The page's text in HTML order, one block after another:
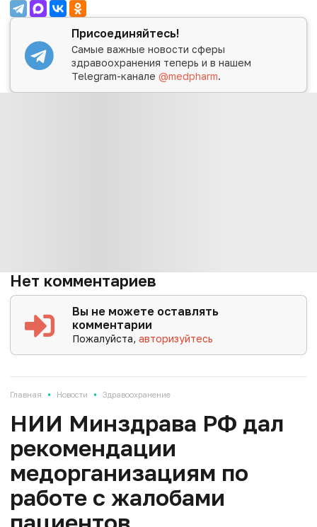
Присоединяйтесь!
Самые важные новости сферы
здравоохранения теперь и в нашем
Telegram-канале@medpharm.
Нет комментариев
Вы не можете оставлять
комментарии
Пожалуйста,авторизуйтесь
Главная • Новости • Здравоохранение
НИИ Минздрава РФ дал
рекомендации
медорганизациям по
работе с жалобами